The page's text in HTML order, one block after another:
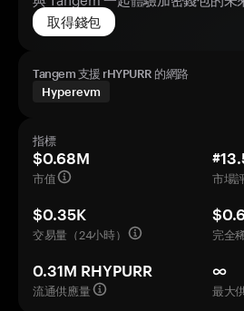
取得錢包
Tangem 支援 rHYPURR 的網路
Hyperevm
指標
$0.68M
市值
市場
$0.35K
交易量（24小時）
完全
0.31M RHYPURR
流通供應量
∞
最大